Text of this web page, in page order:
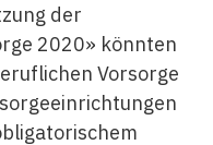
der
2020» könnten
Vorsorge